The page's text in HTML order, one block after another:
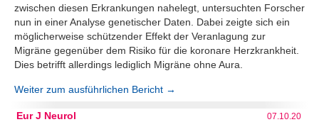
zwischen diesen Erkrankungen nahelegt, untersuchten Forscher
nun in einer Analyse genetischer Daten. Dabei zeigte sich ein
möglicherweise schützender Effekt der Veranlagung zur
Migräne gegenüber dem Risiko für die koronare Herzkrankheit.
Dies betrifft allerdings lediglich Migräne ohne Aura.
Weiter zum ausführlichen Bericht →
Eur J Neurol 07.10.20